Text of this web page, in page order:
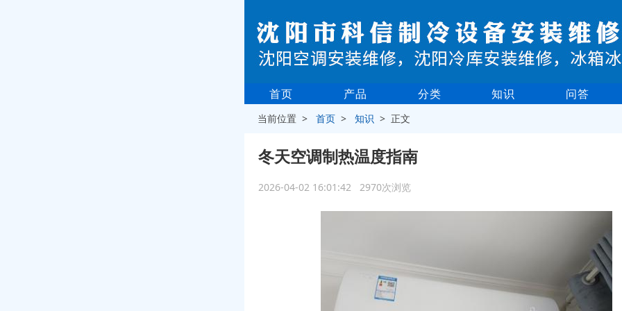
首页 产品 分类 知识 问答
当前位置 >首页 >知识 > 正文
冬天空调制热温度指南
2026-04-02 16:01:42 2970次浏览